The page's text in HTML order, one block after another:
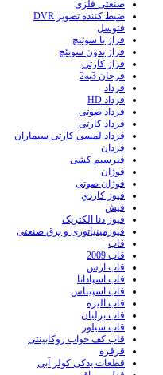
صنعتی فلزی
ضبط کننده تصویر DVR
فتوسل
فراز با سوئیچ
فراز بدون سویئچ
فراز کارتی
فرحان 3به2
فرداد
فرداد HD
فرداد صوتی
فرداد کارتی
فرداد لمسی کارتی سیماران
فردان
فنرسیم کشی
فوژان
فوژان صوتی
فيوز کاردي
فیش
فیوز دنا الکتریک
فیوزمینیاتوری و برق صنعتی
قاب
قاب 2009
قاب ارس
قاب اسپادانا
قاب اسپیناس
قاب الیزه
قاب برلیان
قاب سیلور
قاب کف خواب روکابینتی
قرقره
قطعات یدکی کولر آبی